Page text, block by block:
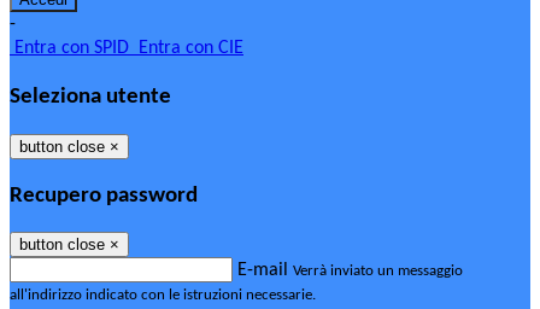
-
Entra con SPID Entra con CIE
Seleziona utente
button close ×
Recupero password
button close ×
E-mail Verrà inviato un messaggio
all'indirizzo indicato con le istruzioni necessarie.